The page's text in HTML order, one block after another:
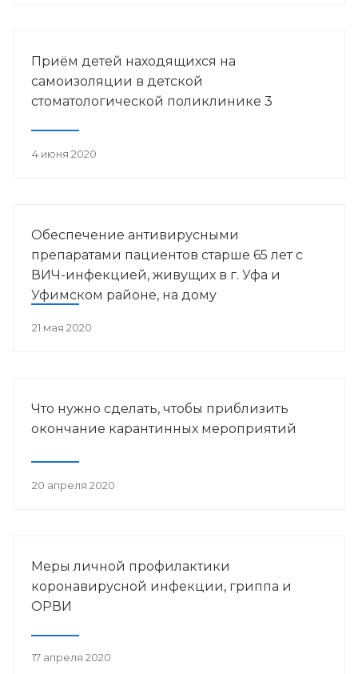
Приём детей находящихся на
самоизоляции в детской
стоматологической поликлинике 3
4 июня 2020
Обеспечение антивирусными
препаратами пациентов старше 65 лет с
ВИЧ-инфекцией, живущих в г. Уфа и
Уфимском районе, на дому
21 мая 2020
Что нужно сделать, чтобы приблизить
окончание карантинных мероприятий
20 апреля 2020
Меры личной профилактики
коронавирусной инфекции, гриппа и
ОРВИ
17 апреля 2020